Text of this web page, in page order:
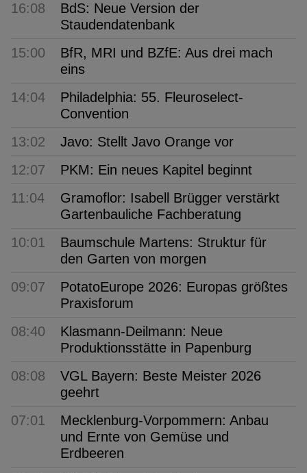
16:08
BdS: Neue Version der
Staudendatenbank
15:00
BfR, MRI und BZfE: Aus drei mach
eins
14:04
Philadelphia: 55. Fleuroselect-
Convention
13:02
Javo: Stellt Javo Orange vor
12:07
PKM: Ein neues Kapitel beginnt
11:04
Gramoflor: Isabell Brügger verstärkt
Gartenbauliche Fachberatung
10:01
Baumschule Martens: Struktur für
den Garten von morgen
09:07
PotatoEurope 2026: Europas größtes
Praxisforum
08:40
Klasmann-Deilmann: Neue
Produktionsstätte in Papenburg
08:08
VGL Bayern: Beste Meister 2026
geehrt
07:01
Mecklenburg-Vorpommern: Anbau
und Ernte von Gemüse und
Erdbeeren